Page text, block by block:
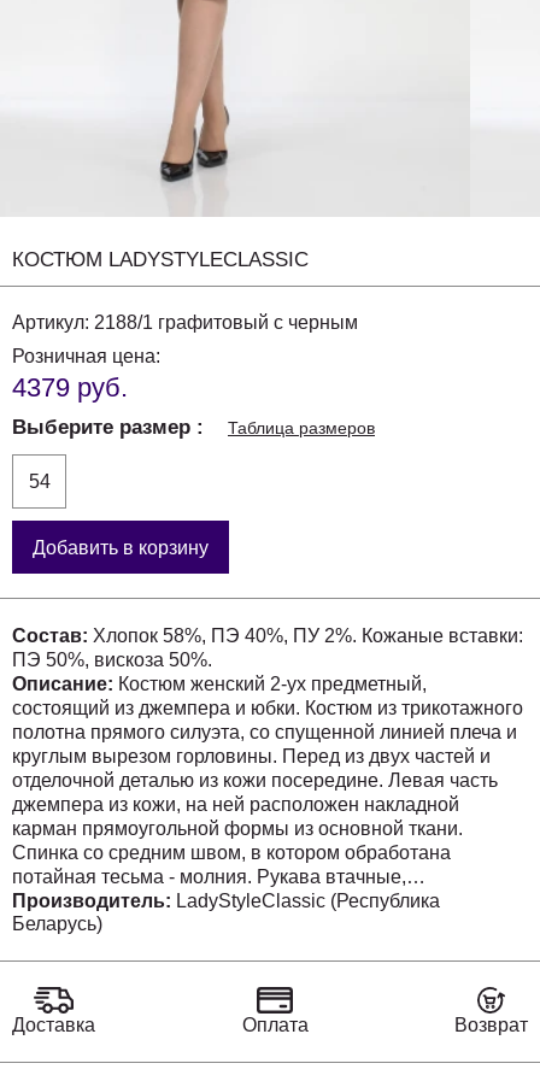
КОСТЮМ LADYSTYLECLASSIC
Артикул: 2188/1 графитовый с черным
Розничная цена:
4379 руб.
Выберите размер Таблица размеров
54
Добавить в корзину
Состав: Хлопок 58%, ПЭ 40%, ПУ 2%. Кожаные вставки:
ПЭ 50%, вискоза 50%.
Описание: Костюм женский 2-ух предметный,
состоящий из джемпера и юбки. Костюм из трикотажного
полотна прямого силуэта, со спущенной линией плеча и
круглым вырезом горловины. Перед из двух частей и
отделочной деталью из кожи посередине. Левая часть
джемпера из кожи, на ней расположен накладной
карман прямоугольной формы из основной ткани.
Спинка со средним швом, в котором обработана
потайная тесьма - молния. Рукава втачные,
одношовные, длинно 3/4. Низ рукава с отложной
манжетой из кожи. Юбка прямая, без подкладки, длиной
застежкой - молнией. В среднем шве отработан разрез.
Юбка с притачным поясом, частично на резинке,
Длина джемпера 56 см, длина рукава 41 см, длина юбки
Производитель: LadyStyleClassic (Республика
Беларусь)
Доставка Оплата Возврат